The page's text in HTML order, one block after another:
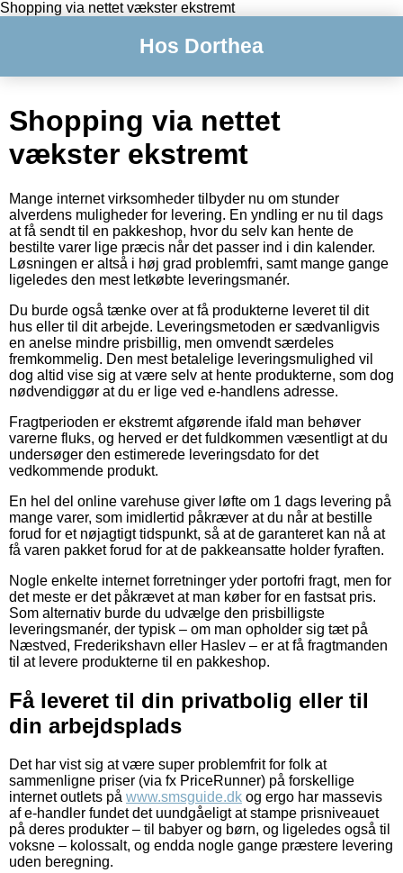
Shopping via nettet vækster ekstremt
Hos Dorthea
Shopping via nettet
vækster ekstremt
Mange internet virksomheder tilbyder nu om stunder
alverdens muligheder for levering. En yndling er nu til dags
at få sendt til en pakkeshop, hvor du selv kan hente de
bestilte varer lige præcis når det passer ind i din kalender.
Løsningen er altså i høj grad problemfri, samt mange gange
ligeledes den mest letkøbte leveringsmanér.
Du burde også tænke over at få produkterne leveret til dit
hus eller til dit arbejde. Leveringsmetoden er sædvanligvis
en anelse mindre prisbillig, men omvendt særdeles
fremkommelig. Den mest betalelige leveringsmulighed vil
dog altid vise sig at være selv at hente produkterne, som dog
nødvendiggør at du er lige ved e-handlens adresse.
Fragtperioden er ekstremt afgørende ifald man behøver
varerne fluks, og herved er det fuldkommen væsentligt at du
undersøger den estimerede leveringsdato for det
vedkommende produkt.
En hel del online varehuse giver løfte om 1 dags levering på
mange varer, som imidlertid påkræver at du når at bestille
forud for et nøjagtigt tidspunkt, så at de garanteret kan nå at
få varen pakket forud for at de pakkeansatte holder fyraften.
Nogle enkelte internet forretninger yder portofri fragt, men for
det meste er det påkrævet at man køber for en fastsat pris.
Som alternativ burde du udvælge den prisbilligste
leveringsmanér, der typisk – om man opholder sig tæt på
Næstved, Frederikshavn eller Haslev – er at få fragtmanden
til at levere produkterne til en pakkeshop.
Få leveret til din privatbolig eller til
din arbejdsplads
Det har vist sig at være super problemfrit for folk at
sammenligne priser (via fx PriceRunner) på forskellige
internet outlets på www.smsguide.dk og ergo har massevis
af e-handler fundet det uundgåeligt at stampe prisniveauet
på deres produkter – til babyer og børn, og ligeledes også til
voksne – kolossalt, og endda nogle gange præstere levering
uden beregning.